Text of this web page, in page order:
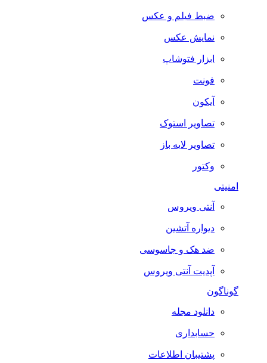
ضبط فيلم و عكس
نمایش عکس
ابزار فتوشاپ
فونت
آیکون
تصاویر استوک
تصاویر لایه باز
وکتور
امنیتی
آنتی ویروس
دیواره آتشین
ضد هک و جاسوسی
آپدیت آنتی ویروس
گوناگون
دانلود مجله
حسابداری
پشتیبان اطلاعات